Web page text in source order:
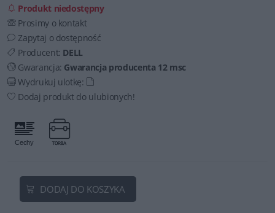
Produkt niedostępny
Prosimy o kontakt
Zapytaj o dostępność
Producent: DELL
Gwarancja: Gwarancja producenta 12 msc
Wydrukuj ulotkę:
Dodaj produkt do ulubionych!
DODAJ DO KOSZYKA